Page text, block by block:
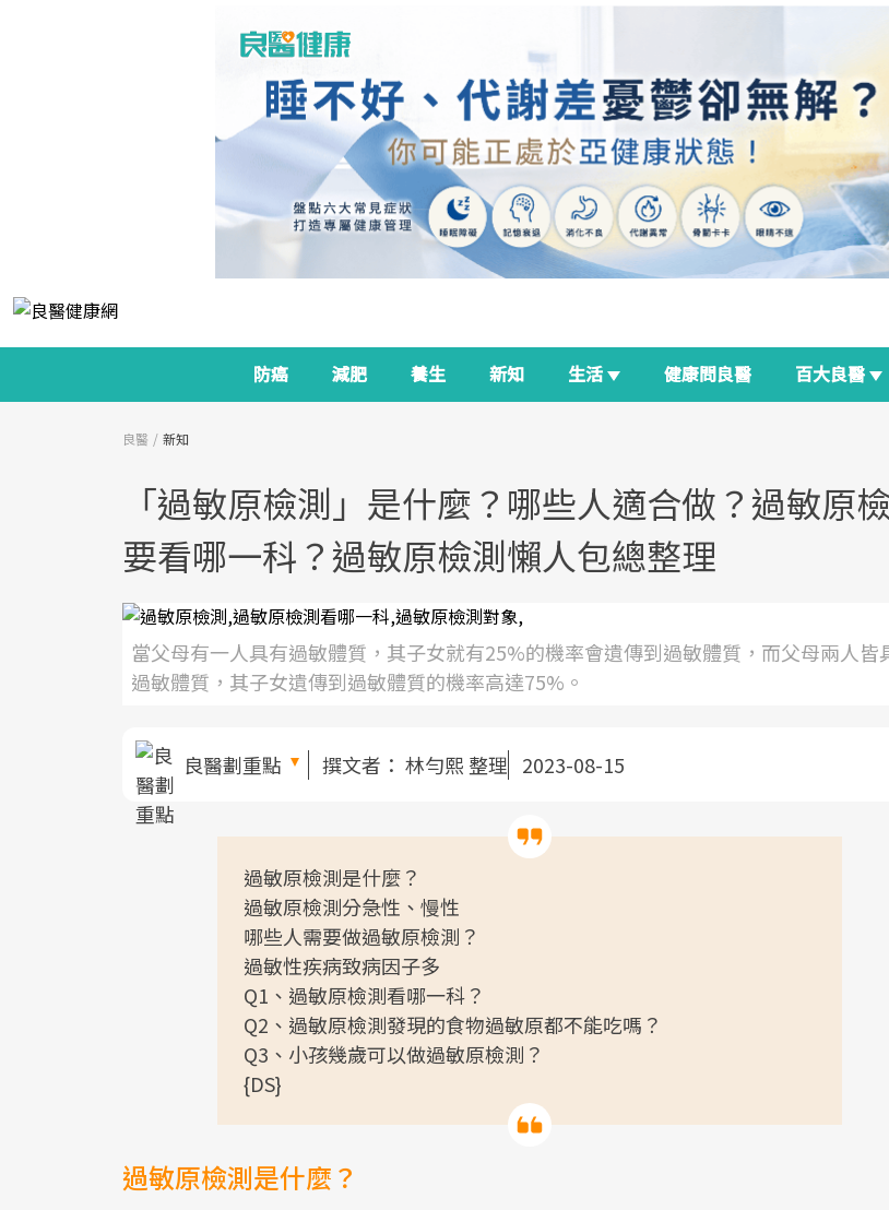
防癌 減肥 養生 新知 生活 健康問良醫 百大良醫
良醫 新知
「過敏原檢測」是什麼？哪些人適合做？過敏原
要看哪一科？過敏原檢測懶人包總整理
當父母有一人具有過敏體質，其子女就有25%的機率會遺傳到過敏體質，而父母兩人皆
過敏體質，其子女遺傳到過敏體質的機率高達75%。
良醫劃重點 撰文者： 林勻熙 整理 2023-08-15
過敏原檢測是什麼？
過敏原檢測分急性、慢性
哪些人需要做過敏原檢測？
過敏性疾病致病因子多
Q1、過敏原檢測看哪一科？
Q2、過敏原檢測發現的食物過敏原都不能吃嗎？
Q3、小孩幾歲可以做過敏原檢測？
{DS}
過敏原檢測是什麼？
政策如「健康台灣推動委員會」與
全面啟動你的健康革命！
建立對亞健康的認知，進而引導實